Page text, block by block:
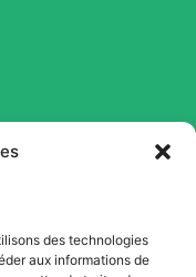
des technologies
aux informations de